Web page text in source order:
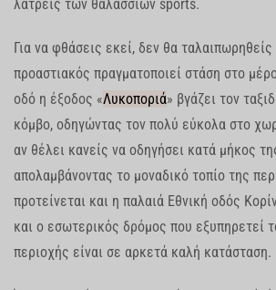
λάτρεις των θαλάσσιων sports.
Για να φθάσεις εκεί, δεν θα
προαστιακός πραγματοποιεί στάση στο
οδό η έξοδος «Λυκοποριά» βγάζει τον
κόμβο, οδηγώντας τον πολύ εύκολα στο
αν θέλει κανείς να οδηγήσει κατά μήκος
απολαμβάνοντας το μοναδικό τοπίο της
προτείνεται και η παλαιά Εθνική οδός
και ο εσωτερικός δρόμος που εξυπηρετεί
περιοχής είναι σε αρκετά καλή κατάσταση.